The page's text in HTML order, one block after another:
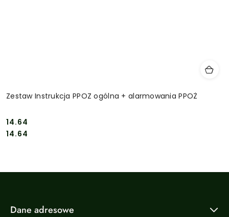
Zestaw Instrukcja PPOZ ogólna + alarmowania PPOŻ
Cena:
14.64
Cena:
14.64
Dane adresowe